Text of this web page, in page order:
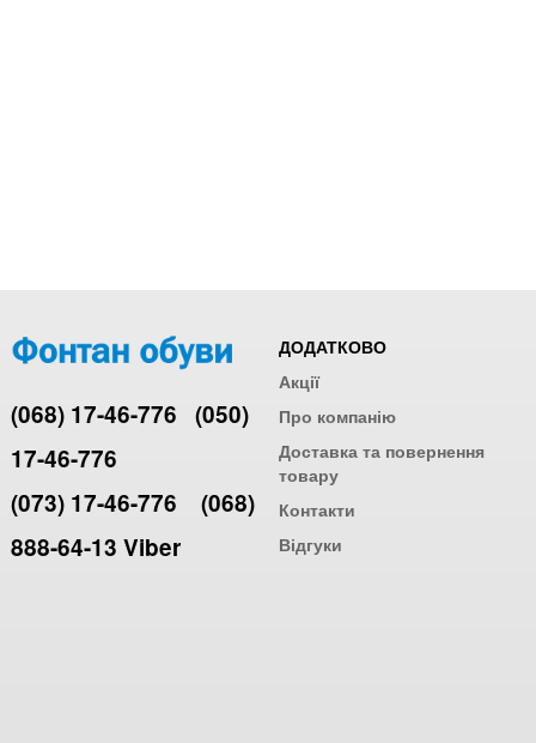
(068) 17-46-776 (050)
17-46-776
(073) 17-46-776
(068)
888-64-13 Viber
ДОДАТКОВО
Акції
Про компанію
Доставка та повернення
товару
Контакти
Відгуки